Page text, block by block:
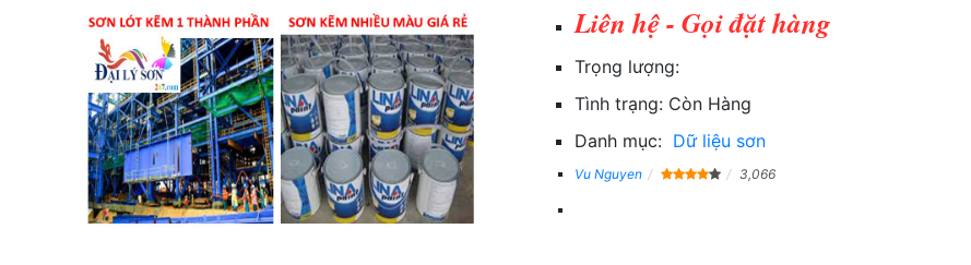
Liên hệ - Gọi đặt hàng
Trọng lượng:
Tình trạng: Còn Hàng
Danh mục: Dữ liệu sơn
Vu Nguyen 3,066